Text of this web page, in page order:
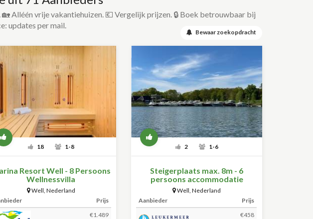
Bewaar zoekopdracht
Alléén vrije vakantiehuizen. 💶 Vergelijk prijzen. 🔒 Boek betrouwbaar bij
updates per mail.
18 1-8
Resort Well - 8 Persoons
Wellnessvilla
Well, Nederland
Prijs
€1.489
2 1-6
Steigerplaats max. 8m - 6
persoons accommodatie
Well,Nederland
Aanbieder
Prijs
€458